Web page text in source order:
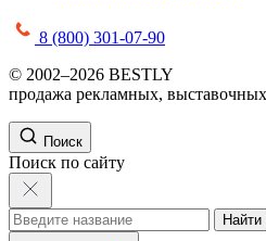
8 (800) 301-07-90
© 2002–2026 BESTLY
продажа рекламных,
Поиск
Поиск по сайту
Найти